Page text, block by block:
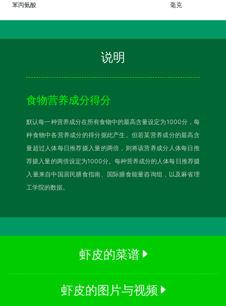
苯丙氨酸 毫克
说明
食物营养成分得分
默认每一种营养成分在所有食物中的最高含量设定为1000分，每
种食物中各营养成分的得分据此产生。但若某营养成分的最高含
量超过人体每日推荐摄入量的两倍，则将该营养成分人体每日推
荐摄入量的两倍设定为1000分。每种营养成分的人体每日推荐摄
入量来自中国居民膳食指南、国际膳食能量咨询组，以及麻省理
工学院的数据。
虾皮的菜谱
虾皮的图片与视频